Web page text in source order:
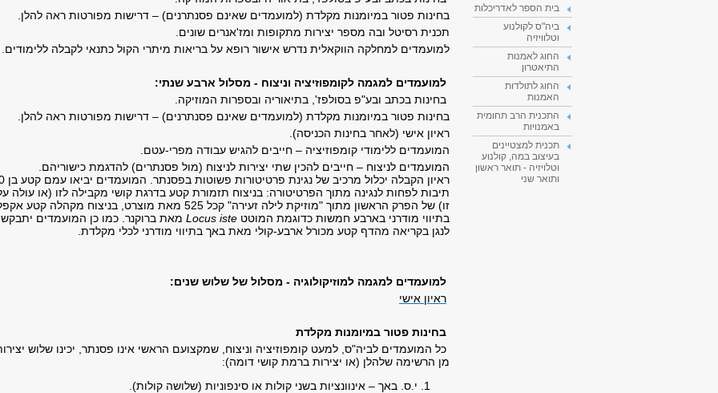
בית הספר לאדריכלות
ביה"ס לקולנוע
וטלוויזיה
החוג לאמנות
התיאטרון
החוג לתולדות
האמנות
התכנית הרב תחומית
באמנויות
תכנית למצטיינים
בעיצוב במה, קולנוע
וטלויזיה - תואר ראשון
ותואר שני
בחינות פטור במיומנות מקלדת (למועמדים שאינם פסנתרנים) – דרישות מפורטות ראה להלן.
תכנית רסיטל ובה מספר יצירות מתקופות ומז'אנרים שונים.
למועמדים למחלקה הווקאלית נדרש אישור רופא על בריאות מיתרי הקול כתנאי לקבלה ללימודים.
למועמדים למגמה לקומפוזיציה וניצוח - מסלול ארבע שנתי:
בחינות בכתב ובע"פ בסולפז', בתיאוריה ובספרות המוזיקה.
בחינות פטור במיומנות מקלדת (למועמדים שאינם פסנתרנים) – דרישות מפורטות ראה להלן.
ראיון אישי (לאחר בחינות הכניסה).
המועמדים ללימודי קומפוזיציה – חייבים להגיש עבודה מפרי-עטם.
המועמדים לניצוח – חייבים להכין שתי יצירות לניצוח (מול פסנתרים) להדגמת כישוריהם.
​ראיון הקבלה יכלול
תיבות לפחות לנגינה מתוך הפרטיטורה: בניצוח תזמורת קטע בדרגת קושי מקבילה לזו (או עולה
זו) של הפרק הראשון מתוך "מוזיקת לילה זעירה" קכל 525 מאת מוצרט, בניצוח מקהלה קטע
בתיווי מודרני בארבע חמשות כדוגמת המוטט Locus iste מאת ברוקנר. כמו כן המועמדים
לנגן בקריאה מהדף קטע מכורל ארבע-קולי מאת באך בתיווי מודרני לכלי מקלדת.
למועמדים למגמה למוזיקולוגיה - מסלול של שלוש שנים:
ראיון אישי
בחינות פטור במיומנות מקלדת
כל המועמדים לביה"ס, למעט קומפוזיציה וניצוח, שמקצועם הראשי אינו פסנתר, יכינו שלוש
מן הרשימה שלהלן (או יצירות ברמת קושי דומה):
י.ס. באך – אינוונציות בשני קולות או סינפוניות (שלושה קולות).